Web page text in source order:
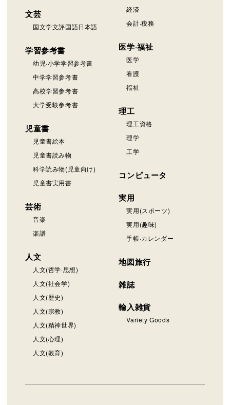
文芸
国文学文評国語日本語
学習参考書
幼児·小学学習参考書
中学学習参考書
高校学習参考書
大学受験参考書
児童書
児童書絵本
児童書読み物
科学読み物(児童向け)
児童書実用書
芸術
音楽
楽譜
人文
人文(哲学·思想)
人文(社会学)
人文(歴史)
人文(宗教)
人文(精神世界)
人文(心理)
人文(教育)
経済
会計·税務
医学·福祉
医学
看護
福祉
理工
理工資格
理学
工学
コンピュータ
実用
実用(スポーツ)
実用(趣味)
手帳·カレンダー
地図旅行
雑誌
輸入雑貨
Variety Goods